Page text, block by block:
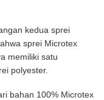
kedua sprei
sprei Microtex
memiliki satu
polyester.
bahan 100% Microtex